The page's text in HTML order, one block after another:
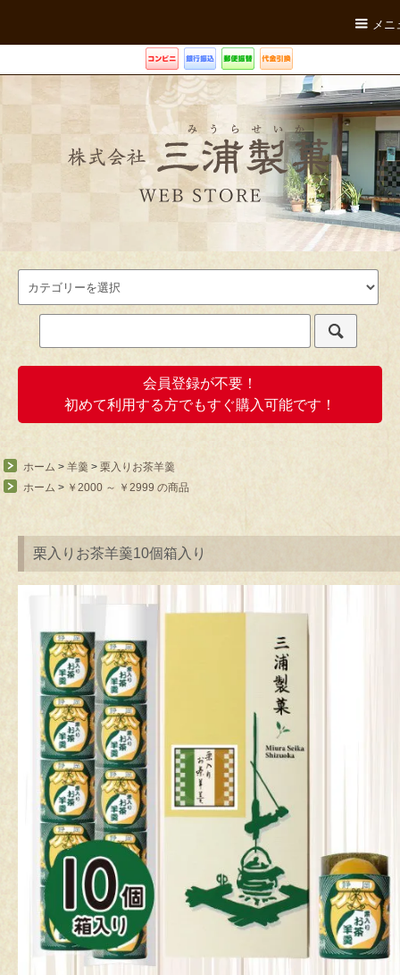
メニ
会員登録が不要！
初めて利用する方でもすぐ購入可能です！
ホーム >羊羹 >栗入りお茶羊羹
ホーム > ￥2000 ～ ￥2999 の商品
栗入りお茶羊羹10個箱入り